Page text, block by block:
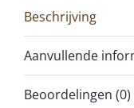
Beschrijving
Aanvullende
Beoordelingen (0)